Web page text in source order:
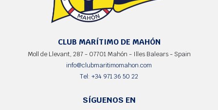
CLUB MARÍTIMO DE MAHÓN
Moll de Llevant, 287 - 07701 Mahón - Illes Balears - Spain
info@clubmaritimomahon.com
Tel: +34 971 36 50 22
SÍGUENOS EN